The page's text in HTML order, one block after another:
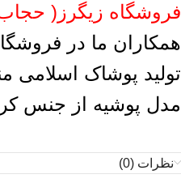
فروشگاه زیگرز(
همکاران ما در
تولید پوشاک اسلامی
مدل پوشیه از جنس
نظرات (0)